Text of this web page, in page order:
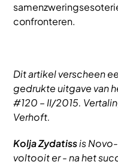
confronteren.
Dit artikel verscheen
gedrukte uitgave van
#120 – II/2015.
Verhoft.
Kolja Zydatissis
voltooit er - na het